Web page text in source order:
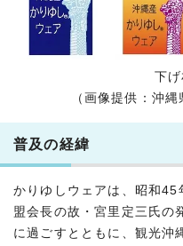
下げ
（画像提供：沖
普及の経緯
かりゆしウェアは、昭和45
盟会長の故・宮里定三氏の
に過ごすとともに、観光沖